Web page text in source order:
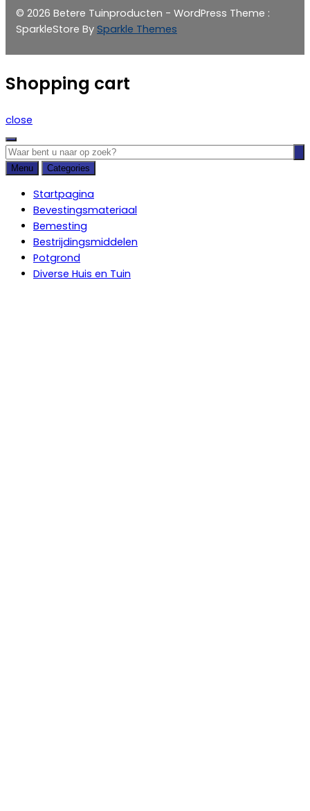
© 2026 Betere Tuinproducten - WordPress Theme :
SparkleStore By Sparkle Themes
Shopping cart
close
Menu Categories
Startpagina
Bevestingsmateriaal
Bemesting
Bestrijdingsmiddelen
Potgrond
Diverse Huis en Tuin